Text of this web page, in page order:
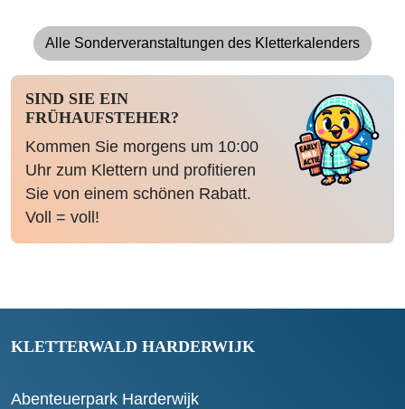
Alle Sonderveranstaltungen des Kletterkalenders
SIND SIE EIN
FRÜHAUFSTEHER?
Kommen Sie morgens um 10:00
Uhr zum Klettern und profitieren
Sie von einem schönen Rabatt.
Voll = voll!
KLETTERWALD HARDERWIJK
Abenteuerpark Harderwijk